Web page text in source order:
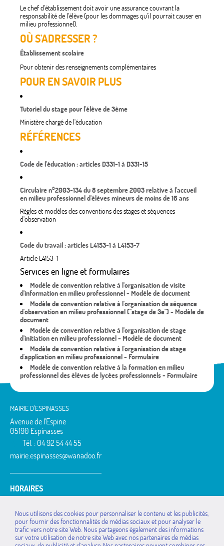
Le chef d'établissement doit avoir une assurance couvrant la
responsabilité de l'élève (pour les dommages qu'il pourrait causer en
milieu professionnel).
OÙ S'ADRESSER ?
Établissement scolaire
Pour obtenir des renseignements complémentaires
POUR EN SAVOIR PLUS
Tutoriel du stage pour l'élève de 3ème
Ministère chargé de l'éducation
RÉFÉRENCES
Code de l'éducation : articles D331-1 à D331-15
Circulaire n°2003-134 du 8 septembre 2003 relative à l'accueil
en milieu professionnel d'élèves mineurs de moins de 16 ans
Règles et modèles des conventions des stages et séquences
d'observation
Code du travail : articles L4153-1 à L4153-7
Article L4153-1
Services en ligne et formulaires
Modèle de convention relative à l'organisation de visite
d'information en milieu professionnel - Modèle de document
Modèle de convention relative à l'organisation de séquence
d'observation en milieu professionnel ("stage de 3e") - Modèle de
document
Modèle de convention relative à l'organisation de stage
d'initiation en milieu professionnel - Modèle de document
Modèle de convention relative à l'organisation de stage
d'application en milieu professionnel - Formulaire
Modèle de convention relative à la formation en milieu
professionnel des élèves de lycées professionnels - Formulaire
MAIRIE D'ESPINASSES
Avenue de l'Espine
05190 Espinasses
Tél. : 04 92 54 44 55
mairie.espinasses@wanadoo.fr
HORAIRES
Mardi : 9h à 12h / 14h à 18h
Jeudi : 9h à 12h / 14h à 18h
Vendredi : 14h à 17h
MAIRIES DE LA
La Bâtie-Vieille Rochebrune
Nous utilisons des cookies pour personnaliser le contenu et les publicités,
pour fournir des fonctionnalités de médias sociaux et pour analyser le
trafic vers notre site Web. Nous partageons également des informations
sur votre utilisation de notre site Web avec nos partenaires de médias